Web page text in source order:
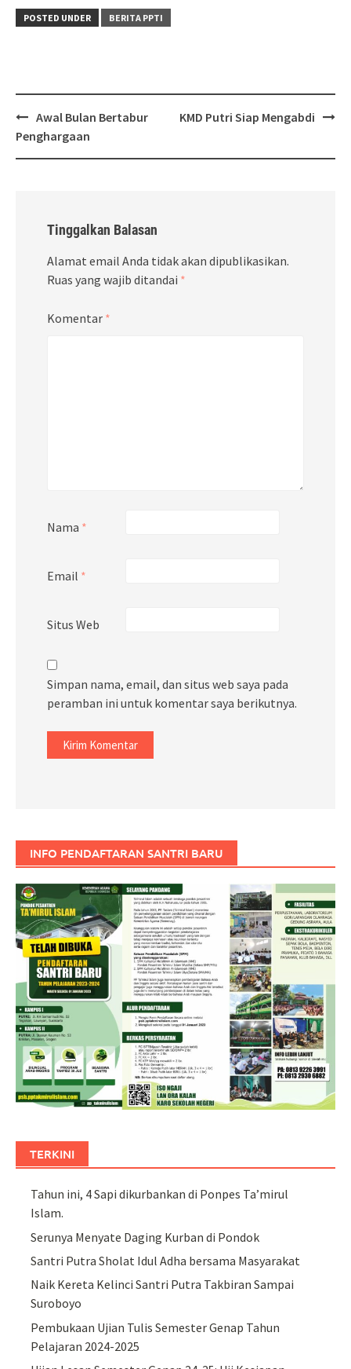
POSTED UNDER BERITA PPTI
Post
navigation
Awal Bulan Bertabur
Penghargaan
KMD Putri Siap Mengabdi
Tinggalkan Balasan
Alamat email Anda tidak akan dipublikasikan.
Ruas yang wajib ditandai *
Komentar *
Nama *
Email *
Situs Web
Simpan nama, email, dan situs web saya pada
peramban ini untuk komentar saya berikutnya.
INFO PENDAFTARAN SANTRI BARU
TERKINI
Tahun ini, 4 Sapi dikurbankan di Ponpes Ta’mirul
Islam.
Serunya Menyate Daging Kurban di Pondok
Santri Putra Sholat Idul Adha bersama Masyarakat
Naik Kereta Kelinci Santri Putra Takbiran Sampai
Suroboyo
Pembukaan Ujian Tulis Semester Genap Tahun
Pelajaran 2024-2025